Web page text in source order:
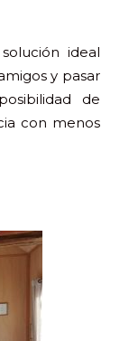
ideal
y pasar
de
con menos